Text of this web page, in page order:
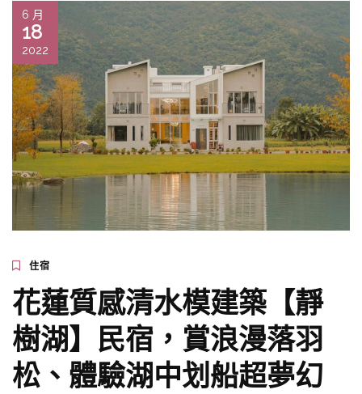
6 月
18
2022
住宿
花蓮質感清水模建築【靜
樹湖】民宿，賞浪漫落羽
松、體驗湖中划船超夢幻